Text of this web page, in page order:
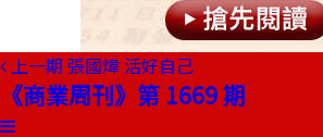
上一期 張國煒 活好自己
《商業周刊》第 1669 期